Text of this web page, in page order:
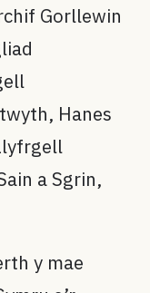
Gorllewin
Hanes
a Sgrin,
y mae